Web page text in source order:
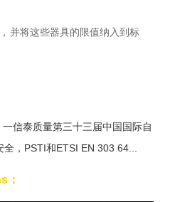
并将这些器具的限值纳入到标
信泰质量第三十三届中国国际自
，PSTI和ETSI EN 303 64...
：